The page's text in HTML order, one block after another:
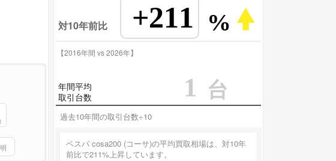
対10年前比 +211 %
【2016年間 vs 2026年】
年間平均
取引台数
1 台
過去10年間の取引台数÷10
ベスパ cosa200 (コーサ)の平均買取相場は、対10年
前比で211%上昇しています。